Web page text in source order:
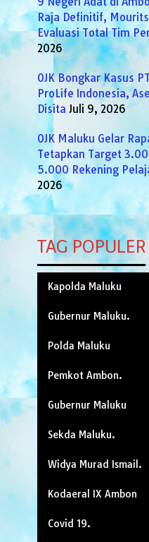
Raja Definitif,
Evaluasi Total Tim
2026
OJK Bongkar Kasus
ProLife Indonesia,
Disita Juli 9, 2026
OJK Maluku Gelar
Tetapkan Target
5.000 Rekening
2026
TAG POPULER
Kapolda Maluku
Gubernur Maluku.
Polda Maluku
Pemkot Ambon.
Gubernur Maluku
Sekda Maluku.
Widya Murad Ismail.
Kodaeral IX Ambon
Covid 19.